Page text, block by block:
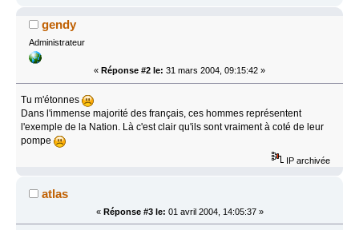
gendy
Administrateur
« Réponse #2 le: 31 mars 2004, 09:15:42 »
Tu m'étonnes
Dans l'immense majorité des français, ces hommes représentent
l'exemple de la Nation. Là c'est clair qu'ils sont vraiment à coté de leur
pompe
IP archivée
atlas
« Réponse #3 le: 01 avril 2004, 14:05:37 »